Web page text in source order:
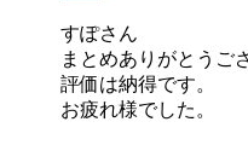
すぽさん
まとめありがとうご
評価は納得です。
お疲れ様でした。